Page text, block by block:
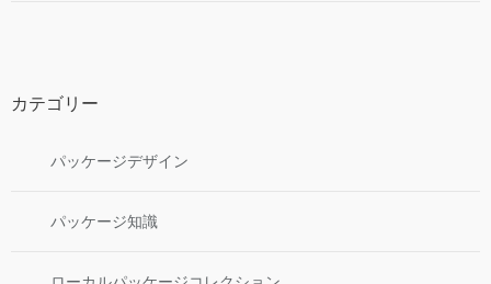
カテゴリー
パッケージデザイン
パッケージ知識